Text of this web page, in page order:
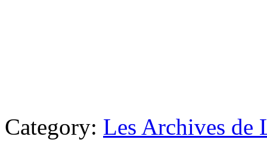
Category: Les Archives de